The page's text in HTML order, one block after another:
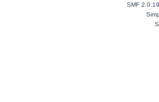
SMF 2.0.19